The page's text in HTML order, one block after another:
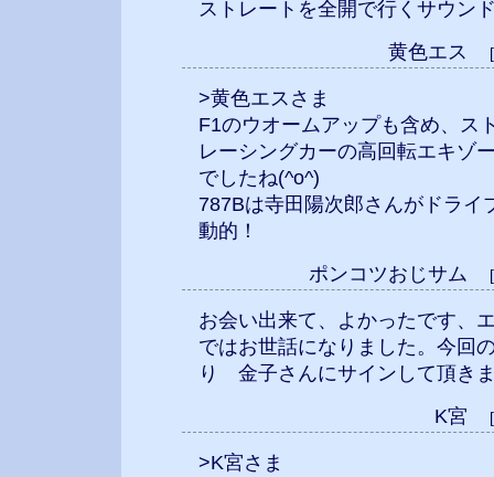
ストレートを全開で行くサウン
黄色エス
>黄色エスさま
F1のウオームアップも含め、ス
レーシングカーの高回転エキゾ
でしたね(^o^)
787Bは寺田陽次郎さんがドライ
動的！
ポンコツおじサム
お会い出来て、よかったです、
ではお世話になりました。今回
り 金子さんにサインして頂き
K宮
>K宮さま